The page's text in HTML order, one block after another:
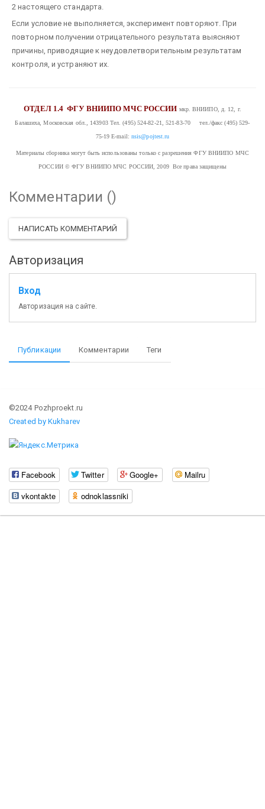
2 настоящего стандарта.
Если условие не выполняется, эксперимент повторяют. При
повторном получении отрицательного результата выясняют
причины, приводящие к неудовлетворительным результатам
контроля, и устраняют их.
ОТДЕЛ 1.4ФГУ ВНИИПО МЧС РОССИИ мкр. ВНИИПО, д. 12, г.
Балашиха, Московская обл., 143903Тел. (495) 524-82-21, 521-83-70 тел./факс (495) 529-
75-19 E-mail: nsis@pojtest.ru
Материалы сборника могут быть использованы только с разрешения ФГУ ВНИИПО МЧС
РОССИИ© ФГУ ВНИИПО МЧС РОССИИ, 2009 Все права защищены
Комментарии ()
НАПИСАТЬ КОММЕНТАРИЙ
Авторизация
Вход
Авторизация на сайте.
Публикации Комментарии Теги
©2024 Pozhproekt.ru
Created by Kukharev
Facebook Twitter Google+
Mailru
vkontakte
odnoklassniki